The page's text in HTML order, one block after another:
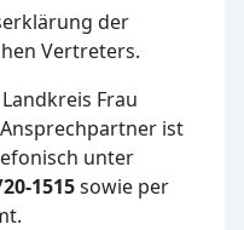
der
Vertreters.
Frau
ist
unter
1515sowie per